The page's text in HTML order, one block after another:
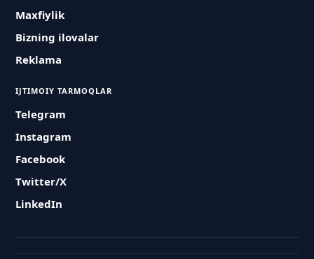
Maxfiylik
Bizning ilovalar
Reklama
IJTIMOIY TARMOQLAR
Telegram
Instagram
Facebook
Twitter/X
LinkedIn